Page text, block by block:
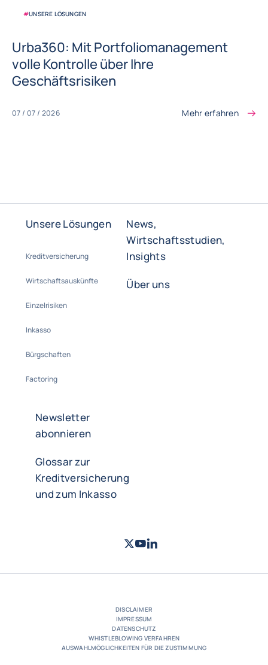
#UNSERE LÖSUNGEN
Urba360: Mit Portfoliomanagement
volle Kontrolle über Ihre
Geschäftsrisiken
07 / 07 / 2026 Mehr erfahren
Unsere Lösungen
Kreditversicherung
Wirtschaftsauskünfte
Einzelrisiken
Inkasso
Bürgschaften
Factoring
News,
Wirtschaftsstudien,
Insights
Über uns
Newsletter
abonnieren
Glossar zur
Kreditversicherung
und zum Inkasso
Twitter- Coface
Youtube Coface Deutschland
LinkedIn
DISCLAIMER
IMPRESSUM
DATENSCHUTZ
WHISTLEBLOWING VERFAHREN
AUSWAHLMÖGLICHKEITEN FÜR DIE ZUSTIMMUNG